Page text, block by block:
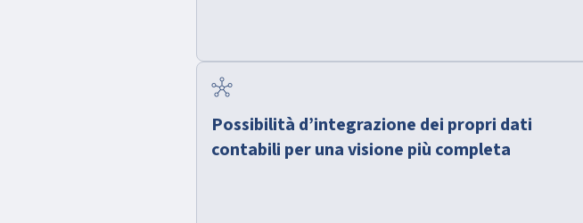
hub
Possibilità d’integrazione dei propri dati
contabili per una visione più completa